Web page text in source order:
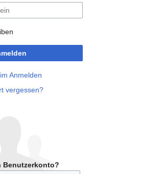
Anmelden
vergessen?
Benutzerkonto?